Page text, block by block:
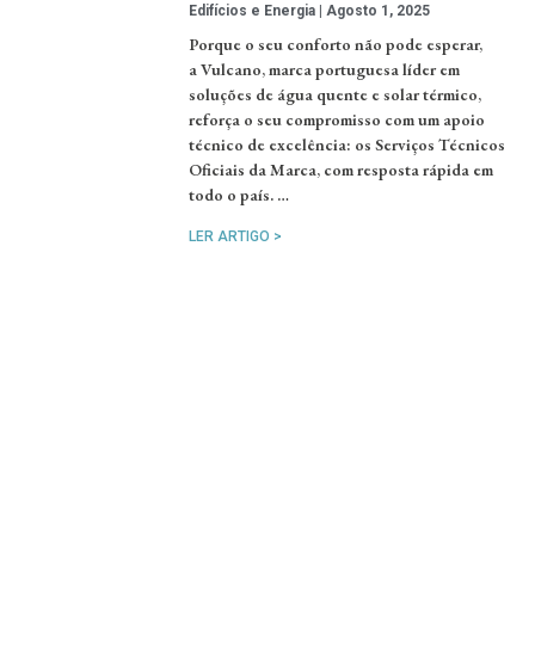
Edifícios e Energia Agosto 1, 2025
Porque o seu conforto não pode esperar,
a Vulcano, marca portuguesa líder em
soluções de água quente e solar térmico,
reforça o seu compromisso com um apoio
técnico de excelência: os Serviços Técnicos
Oficiais da Marca, com resposta rápida em
todo o país. …
LER ARTIGO >